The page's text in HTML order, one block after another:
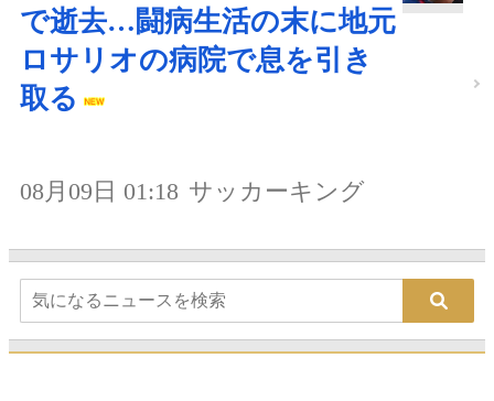
で逝去…闘病生活の末に地元
ロサリオの病院で息を引き
取る
08月09日 01:18 サッカーキング